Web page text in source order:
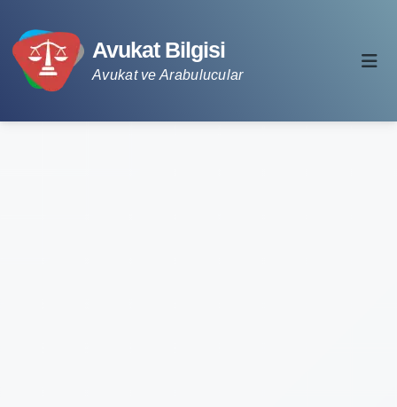
Avukat Bilgisi
Avukat ve Arabulucular